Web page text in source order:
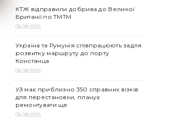
КТЖ відправили добрива до Великої
Британії по ТМТМ
06.08.2026
Україна та Румунія співпрацюють задля
розвитку маршруту до порту
Констанца
06.08.2026
УЗ має приблизно 350 справних візків
для перестановки, планує
ремонтувати ще
06.08.2026